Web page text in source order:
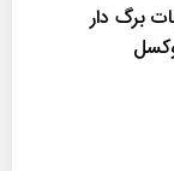
برگ دار